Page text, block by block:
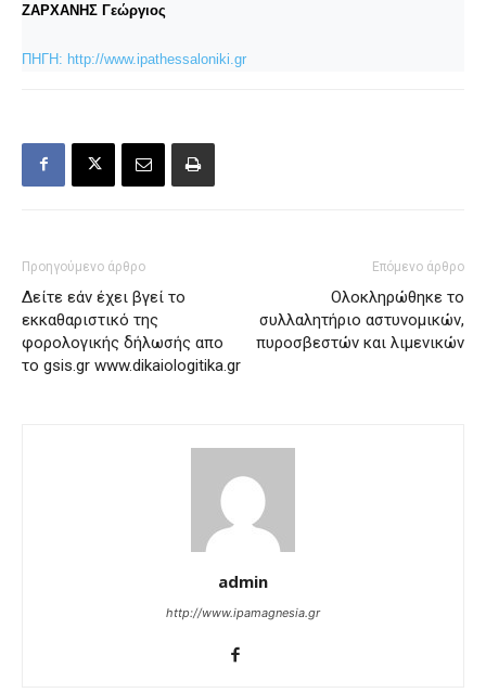
ΖΑΡΧΑΝΗΣ Γεώργιος
ΠΗΓΗ: http://www.ipathessaloniki.gr
Προηγούμενο άρθρο
Δείτε εάν έχει βγεί το
εκκαθαριστικό της
φορολογικής δήλωσής απο
το gsis.gr www.dikaiologitika.gr
Επόμενο άρθρο
Ολοκληρώθηκε το
συλλαλητήριο αστυνομικών,
πυροσβεστών και λιμενικών
admin
http://www.ipamagnesia.gr